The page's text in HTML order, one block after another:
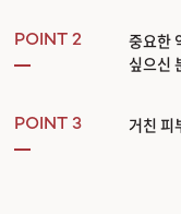
POINT 2
중요한
싶으신
POINT 3 거친 피